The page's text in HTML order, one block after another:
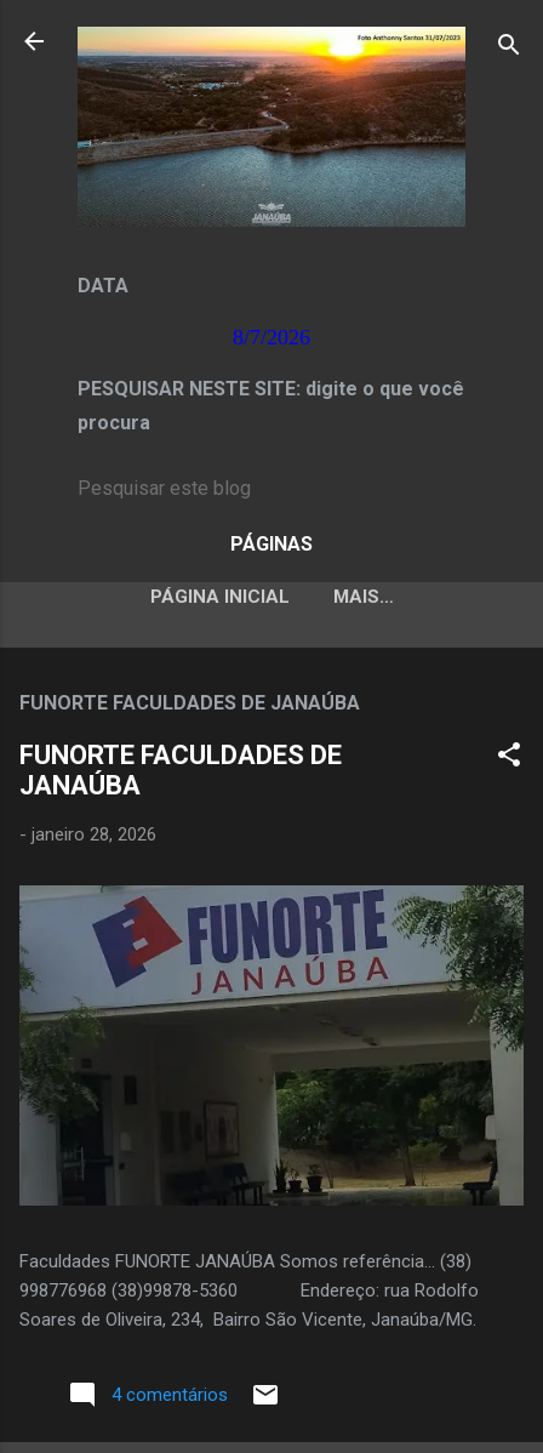
Pular para o conteúdo principal
DATA
8/7/2026
PESQUISAR NESTE SITE: digite o que você
procura
PÁGINAS
PÁGINA INICIAL MAIS…
FUNORTE FACULDADES DE JANAÚBA
FUNORTE FACULDADES DE
JANAÚBA
- janeiro 28, 2026
Faculdades FUNORTE JANAÚBA Somos referência... (38)
998776968 (38)99878-5360 Endereço: rua Rodolfo
Soares de Oliveira, 234, Bairro São Vicente, Janaúba/MG.
4 comentários